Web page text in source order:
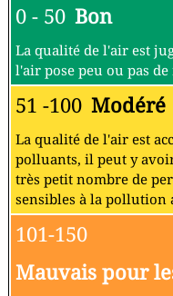
0 - 50 Bon
La qualité de l'air est
l'air pose peu ou pas
51 -100 Modéré
La qualité de l'air est
polluants, il peut y
très petit nombre de
sensibles à la pollution
101-150
Mauvais pour